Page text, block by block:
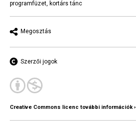
programfüzet kortárs tánc
Megosztás
Szerzői jogok
Creative Commons licenc további információk ›